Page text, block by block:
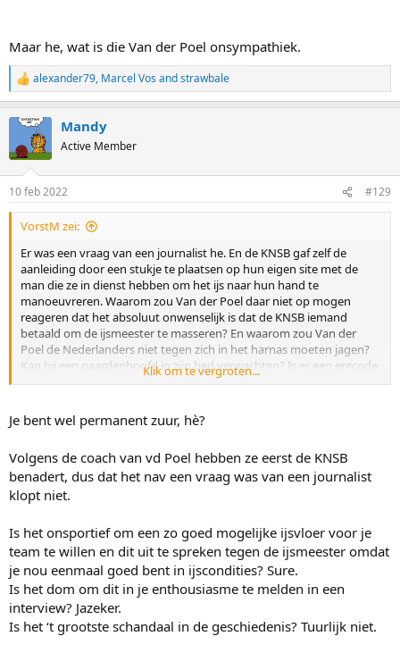
Maar he, wat is die Van der Poel onsympathiek.
R
e
c
i
s
:
alexander79, Marcel Vos andstrawbale
Mandy
Active Member
10 feb 2022 #129
VorstM zei:
Er was een vraag van een journalist he. En de KNSB gaf zelf de
aanleiding door een stukje te plaatsen op hun eigen site met de
man die ze in dienst hebben om het ijs naar hun hand te
manoeuvreren. Waarom zou Van der Poel daar niet op mogen
reageren dat het absoluut onwenselijk is dat de KNSB iemand
betaald om de ijsmeester te masseren? En waarom zou Van der
Poel de Nederlanders niet tegen zich in het harnas moeten jagen?
Kan hij een paardenhoofd in zijn bed verwachten? Is er een erecode,
of een omerta, of trekken de Nederlanders dusdanig erg aan de
- en je hebt geen banden bij de KNSB, dus je mag het natuurlijk
zeggen - suggereert precies het probleem dat Van der Poel
wanen, dat je je niet moet uitspreken tegen de Nederlandse
praktijken, of anders...
Het is niet een beetje een ongelukkig geschreven artikel, het artikel
is duidelijk geschreven en de inhoud laat weinig te speculeren over.
Remy de Wit bevestigt alles wat in het artikel staat voor de camera.
Ik zie niet in waarom Van der Poel hiermee ook alle sympathie
verliest, hoezo zou dat? Het is ten strengste verboden om de KNSB
aan te spreken op hun acties, acties die ze uitvoeren om een
oneigenlijk voordeel te genereren voor de Nederlandse schaatsers?
Klik om te vergroten...
Je bent wel permanent zuur, hè?
Volgens de coach van vd Poel hebben ze eerst de KNSB
benadert, dus dat het nav een vraag was van een journalist
klopt niet.
Is het onsportief om een zo goed mogelijke ijsvloer voor je
team te willen en dit uit te spreken tegen de ijsmeester omdat
je nou eenmaal goed bent in ijscondities? Sure.
Is het dom om dit in je enthousiasme te melden in een
interview? Jazeker.
Is het ‘t grootste schandaal in de geschiedenis? Tuurlijk niet.